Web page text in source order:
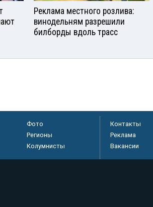
Реклама местного розлива:
винодельням разрешили
билборды вдоль трасс
Фото
Регионы
Колумнисты
Контакты
Реклама
Вакансии